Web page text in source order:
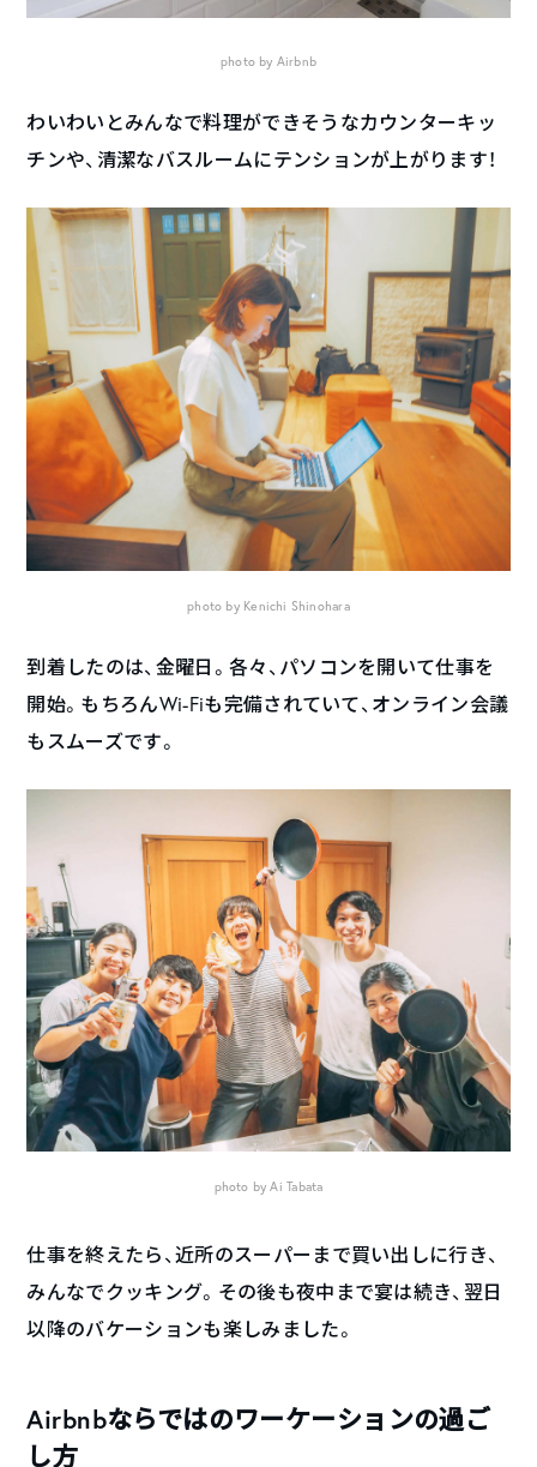
photo by Airbnb
わいわいとみんなで料理ができそうなカウンターキッ
チンや、清潔なバスルームにテンションが上がります！
photo by Kenichi Shinohara
到着したのは、金曜日。各々、パソコンを開いて仕事を
開始。もちろんWi-Fiも完備されていて、オンライン会議
もスムーズです。
photo by Ai Tabata
仕事を終えたら、近所のスーパーまで買い出しに行き、
みんなでクッキング。その後も夜中まで宴は続き、翌日
以降のバケーションも楽しみました。
Airbnbならではのワーケーションの過ご
し方